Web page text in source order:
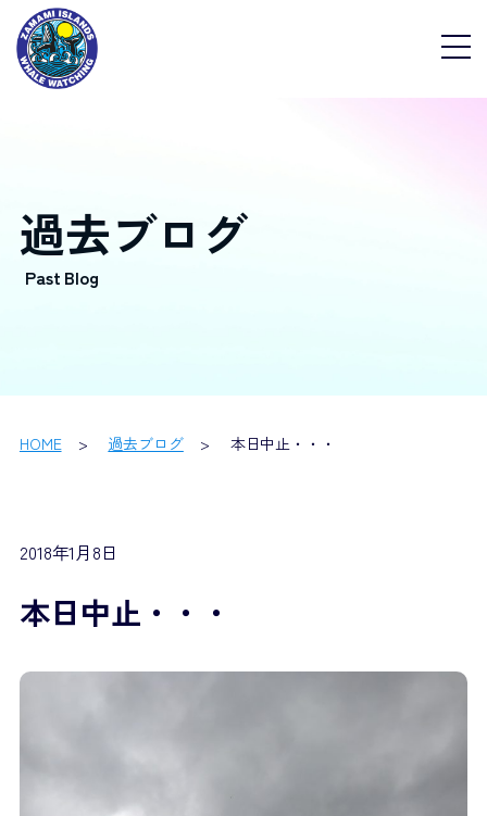
過去ブログ
HOME 過去ブログ 本日中止・・・
2018年1月8日
本日中止・・・